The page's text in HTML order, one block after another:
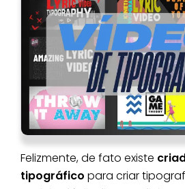
Felizmente, de fato existe
tipográfico para criar